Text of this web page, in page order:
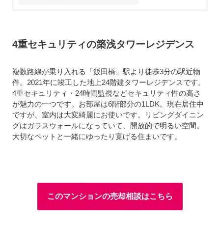
4重セキュリティの築浅タワーレジデンス
複数路線が乗り入れる「飯田橋」駅より徒歩3分の駅近物
件。2021年に竣工した地上24階建タワーレジデンスです。
4重セキュリティ・24時間監視などセキュリティ性の高さ
が魅力の一つです。お部屋は6階部分の1LDK。現在居住中
ですが、室内は大変綺麗にお使いです。リビングダイニン
グはガラスウォールになっていて、開放的で明るい空間。
大切なペットと一緒にゆったり寛げる住まいです。
このマンションの売却相談はこちら